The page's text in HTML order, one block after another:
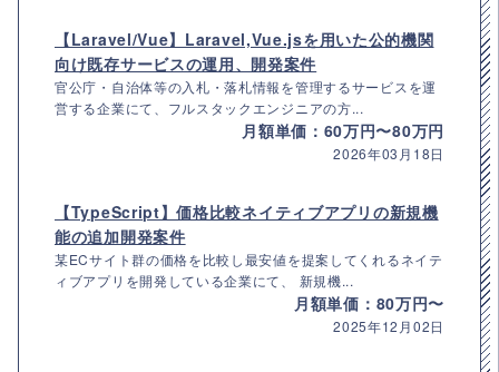
【Laravel/Vue】Laravel,Vue.jsを用いた公的機関
向け既存サービスの運用、開発案件
官公庁・自治体等の入札・落札情報を管理するサービスを運
営する企業にて、フルスタックエンジニアの方...
月額単価：60万円〜80万円
2026年03月18日
【TypeScript】価格比較ネイティブアプリの新規機
能の追加開発案件
某ECサイト群の価格を比較し最安値を提案してくれるネイテ
ィブアプリを開発している企業にて、 新規機...
月額単価：80万円〜
2025年12月02日